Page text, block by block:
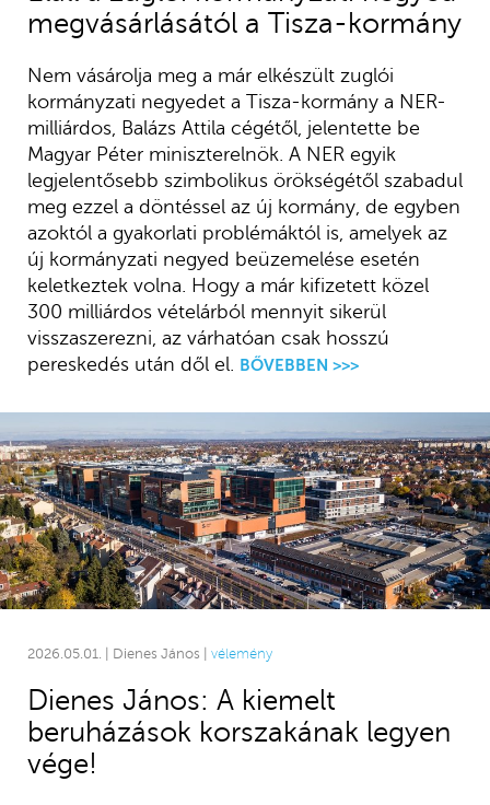
megvásárlásától a Tisza-kormány
Nem vásárolja meg a már elkészült zuglói
kormányzati negyedet a Tisza-kormány a NER-
milliárdos, Balázs Attila cégétől, jelentette be
Magyar Péter miniszterelnök. A NER egyik
legjelentősebb szimbolikus örökségétől szabadul
meg ezzel a döntéssel az új kormány, de egyben
azoktól a gyakorlati problémáktól is, amelyek az
új kormányzati negyed beüzemelése esetén
keletkeztek volna. Hogy a már kifizetett közel
300 milliárdos vételárból mennyit sikerül
visszaszerezni, az várhatóan csak hosszú
pereskedés után dől el. BŐVEBBEN >>>
2026.05.01. | Dienes János | vélemény
Dienes János: A kiemelt
beruházások korszakának legyen
vége!